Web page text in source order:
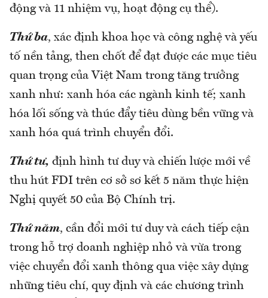
động và 11 nhiệm vụ, hoạt động cụ thể).
Thứ ba, xác định khoa học và công nghệ và yếu
tố nền tảng, then chốt để đạt được các mục tiêu
quan trọng của Việt Nam trong tăng trưởng
xanh như: xanh hóa các ngành kinh tế; xanh
hóa lối sống và thúc đẩy tiêu dùng bền vững và
xanh hóa quá trình chuyển đổi.
Thứ tư, định hình tư duy và chiến lược mới về
thu hút FDI trên cơ sở sơ kết 5 năm thực hiện
Nghị quyết 50 của Bộ Chính trị.
Thứ năm, cần đổi mới tư duy và cách tiếp cận
trong hỗ trợ doanh nghiệp nhỏ và vừa trong
việc chuyển đổi xanh thông qua việc xây dựng
những tiêu chí, quy định và các chương trình